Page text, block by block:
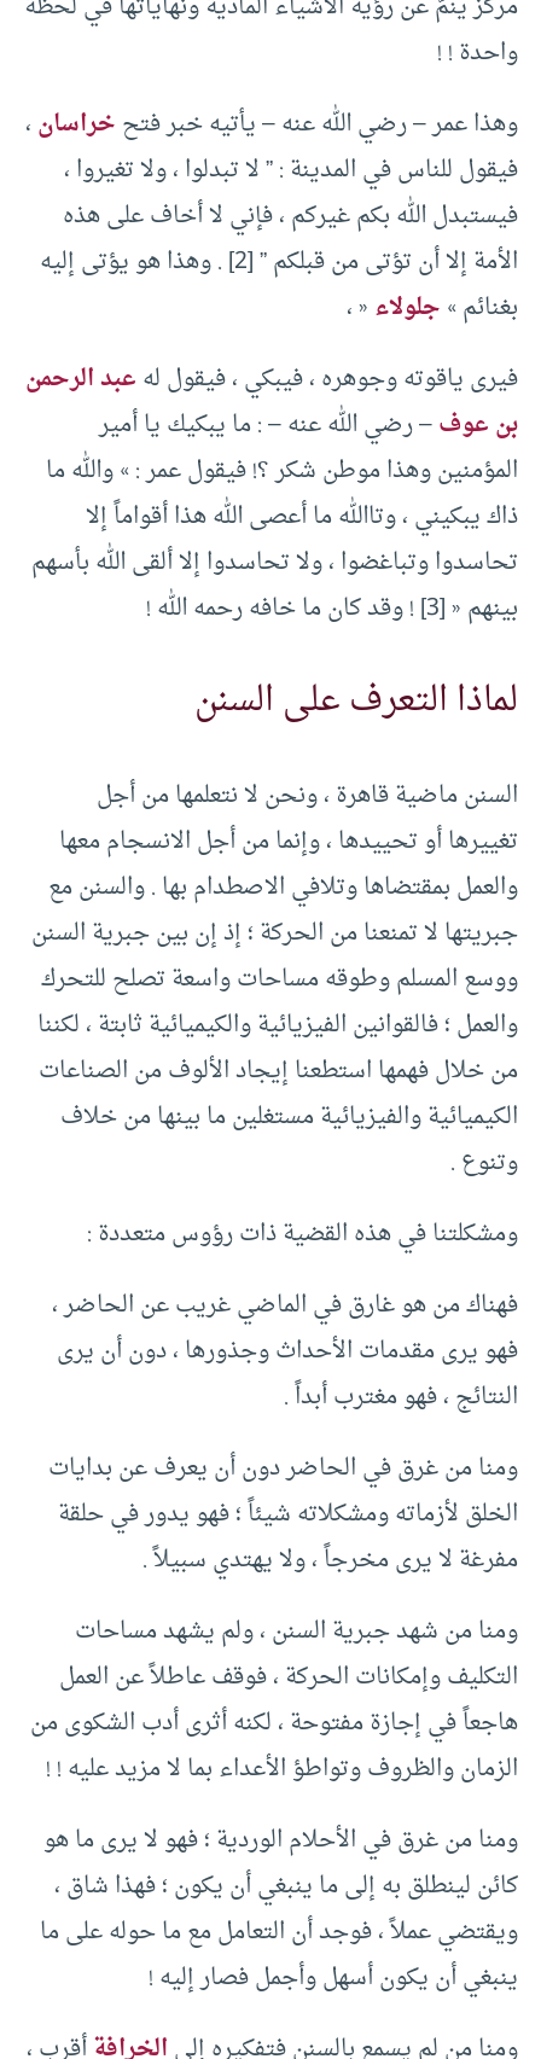
واحدة ! !
وهذا عمر – رضي الله عنه – يأتيه خبر فتحخراسان،
فيقول للناس في المدينة : ” لا تبدلوا ، ولا تغيروا ،
فيستبدل الله بكم غيركم ، فإني لا أخاف على هذه
الأمة إلا أن تؤتى من قبلكم ” [2] . وهذا هو يؤتى إليه
بغنائم »جلولاء« ،
فيرى ياقوته وجوهره ، فيبكي ، فيقول لهعبد الرحمن
بن عوف– رضي الله عنه – : ما يبكيك يا أمير
المؤمنين وهذا موطن شكر ؟! فيقول عمر : » والله ما
ذاك يبكيني ، وتاالله ما أعصى الله هذا أقواماً إلا
تحاسدوا وتباغضوا ، ولا تحاسدوا إلا ألقى الله بأسهم
بينهم « [3] ! وقد كان ما خافه رحمه الله !
لماذا التعرف على السنن
السنن ماضية قاهرة ، ونحن لا نتعلمها من أجل
تغييرها أو تحييدها ، وإنما من أجل الانسجام معها
والعمل بمقتضاها وتلافي الاصطدام بها . والسنن مع
جبريتها لا تمنعنا من الحركة ؛ إذ إن بين جبرية السنن
ووسع المسلم وطوقه مساحات واسعة تصلح للتحرك
والعمل ؛ فالقوانين الفيزيائية والكيميائية ثابتة ، لكننا
من خلال فهمها استطعنا إيجاد الألوف من الصناعات
الكيميائية والفيزيائية مستغلين ما بينها من خلاف
وتنوع .
ومشكلتنا في هذه القضية ذات رؤوس متعددة :
فهناك من هو غارق في الماضي غريب عن الحاضر ،
فهو يرى مقدمات الأحداث وجذورها ، دون أن يرى
النتائج ، فهو مغترب أبداً .
ومنا من غرق في الحاضر دون أن يعرف عن بدايات
الخلق لأزماته ومشكلاته شيئاً ؛ فهو يدور في حلقة
مفرغة لا يرى مخرجاً ، ولا يهتدي سبيلاً .
ومنا من شهد جبرية السنن ، ولم يشهد مساحات
التكليف وإمكانات الحركة ، فوقف عاطلاً عن العمل
هاجعاً في إجازة مفتوحة ، لكنه أثرى أدب الشكوى من
الزمان والظروف وتواطؤ الأعداء بما لا مزيد عليه ! !
ومنا من غرق في الأحلام الوردية ؛ فهو لا يرى ما هو
كائن لينطلق به إلى ما ينبغي أن يكون ؛ فهذا شاق ،
ويقتضي عملاً ، فوجد أن التعامل مع ما حوله على ما
ينبغي أن يكون أسهل وأجمل فصار إليه !
ومنا من لم يسمع بالسنن فتفكيره إلىالخرافةأقرب ،